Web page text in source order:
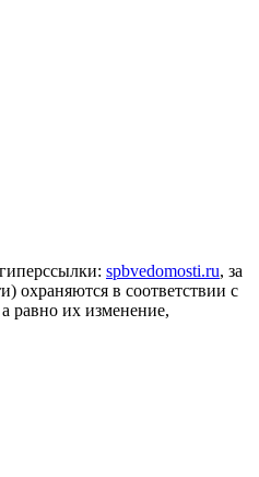
spbvedomosti.ru, за
охраняются в соответствии с
равно их изменение,